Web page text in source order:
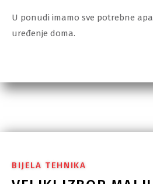
U ponudi imamo sve potrebne
uređenje doma.
BIJELA TEHNIKA